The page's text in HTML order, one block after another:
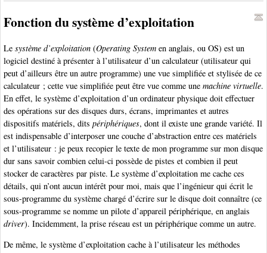
Fonction du système d’exploitation
Le système d’exploitation (Operating System en anglais, ou OS) est un
logiciel destiné à présenter à l’utilisateur d’un calculateur (utilisateur qui
peut d’ailleurs être un autre programme) une vue simplifiée et stylisée de ce
calculateur ; cette vue simplifiée peut être vue comme une machine virtuelle.
En effet, le système d’exploitation d’un ordinateur physique doit effectuer
des opérations sur des disques durs, écrans, imprimantes et autres
dispositifs matériels, dits périphériques, dont il existe une grande variété. Il
est indispensable d’interposer une couche d’abstraction entre ces matériels
et l’utilisateur : je peux recopier le texte de mon programme sur mon disque
dur sans savoir combien celui-ci possède de pistes et combien il peut
stocker de caractères par piste. Le système d’exploitation me cache ces
détails, qui n’ont aucun intérêt pour moi, mais que l’ingénieur qui écrit le
sous-programme du système chargé d’écrire sur le disque doit connaître (ce
sous-programme se nomme un pilote d’appareil périphérique, en anglais
driver). Incidemment, la prise réseau est un périphérique comme un autre.
De même, le système d’exploitation cache à l’utilisateur les méthodes